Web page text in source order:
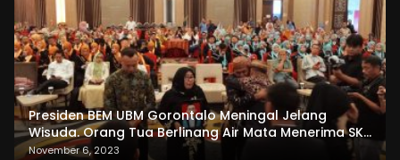
Presiden BEM UBM Gorontalo Meningal Jelang
Wisuda. Orang Tua Berlinang Air Mata Menerima SKL
dan Pemasangan Salempang
November 6, 2023